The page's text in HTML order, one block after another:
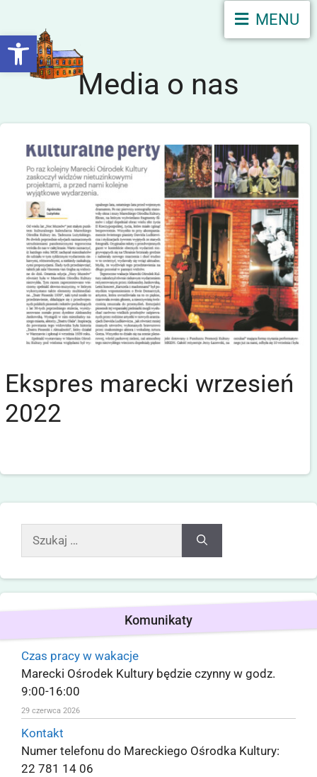
Otwórz pasek narzędzi
MENU
Media o nas
Ekspres marecki wrzesień
2022
Komunikaty
Czas pracy w wakacje
Marecki Ośrodek Kultury będzie czynny w godz.
9:00-16:00
29 czerwca 2026
Kontakt
Numer telefonu do Mareckiego Ośrodka Kultury:
22 781 14 06